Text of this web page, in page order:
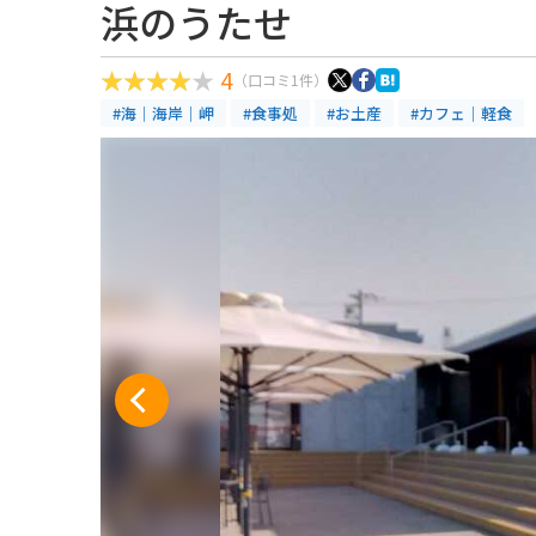
浜のうたせ
4 （口コミ1件）
#海｜海岸｜岬 #食事処 #お土産 #カフェ｜軽食